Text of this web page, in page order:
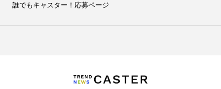
誰でもキャスター！応募ページ